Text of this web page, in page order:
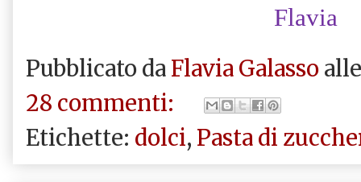
Flavia
Pubblicato da Flavia Galasso
28 commenti:
Etichette: dolci, Pasta di